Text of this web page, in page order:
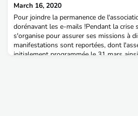
thème du développement durable dans
Engineering Day (WED) fixé le 4 mars de
delà de cette célébration du 4 mars
March 16, 2020
Pour joindre la permanence de
dorénavant les e-mails !Pendant la crise
s'organise pour assurer ses missions à
manifestations sont reportées, dont
initialement programmée le 31 mars